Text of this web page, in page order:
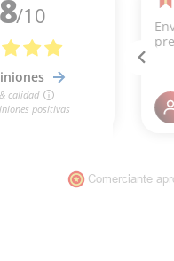
Comerciante